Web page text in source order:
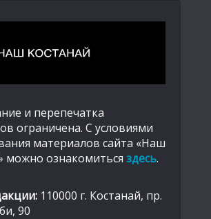
и перепечатка
ограничена. С условиями
материалов сайта «Наш
можно ознакомиться здесь.
110000 г. Костанай, пр.
90